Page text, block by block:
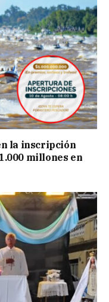
la inscripción
millones en